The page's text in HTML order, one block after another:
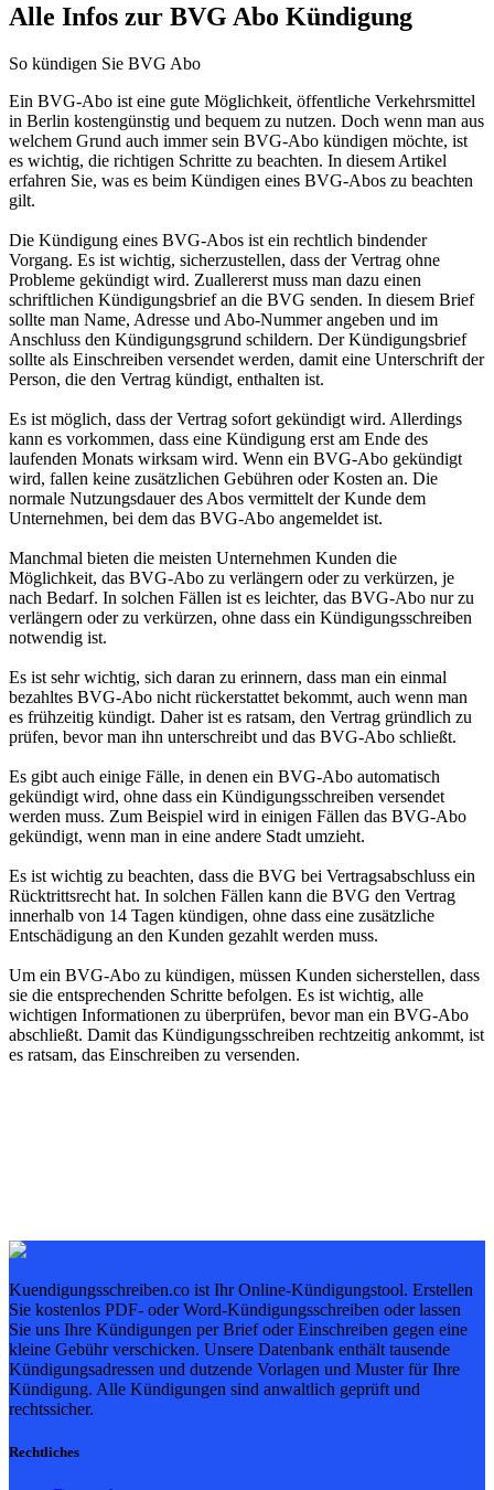
Alle Infos zur BVG Abo Kündigung
So kündigen Sie BVG Abo
Ein BVG-Abo ist eine gute Möglichkeit, öffentliche Verkehrsmittel
in Berlin kostengünstig und bequem zu nutzen. Doch wenn man aus
welchem Grund auch immer sein BVG-Abo kündigen möchte, ist
es wichtig, die richtigen Schritte zu beachten. In diesem Artikel
erfahren Sie, was es beim Kündigen eines BVG-Abos zu beachten
gilt.
Die Kündigung eines BVG-Abos ist ein rechtlich bindender
Vorgang. Es ist wichtig, sicherzustellen, dass der Vertrag ohne
Probleme gekündigt wird. Zuallererst muss man dazu einen
schriftlichen Kündigungsbrief an die BVG senden. In diesem Brief
sollte man Name, Adresse und Abo-Nummer angeben und im
Anschluss den Kündigungsgrund schildern. Der Kündigungsbrief
sollte als Einschreiben versendet werden, damit eine Unterschrift der
Person, die den Vertrag kündigt, enthalten ist.
Es ist möglich, dass der Vertrag sofort gekündigt wird. Allerdings
kann es vorkommen, dass eine Kündigung erst am Ende des
laufenden Monats wirksam wird. Wenn ein BVG-Abo gekündigt
wird, fallen keine zusätzlichen Gebühren oder Kosten an. Die
normale Nutzungsdauer des Abos vermittelt der Kunde dem
Unternehmen, bei dem das BVG-Abo angemeldet ist.
Manchmal bieten die meisten Unternehmen Kunden die
Möglichkeit, das BVG-Abo zu verlängern oder zu verkürzen, je
nach Bedarf. In solchen Fällen ist es leichter, das BVG-Abo nur zu
verlängern oder zu verkürzen, ohne dass ein Kündigungsschreiben
notwendig ist.
Es ist sehr wichtig, sich daran zu erinnern, dass man ein einmal
bezahltes BVG-Abo nicht rückerstattet bekommt, auch wenn man
es frühzeitig kündigt. Daher ist es ratsam, den Vertrag gründlich zu
prüfen, bevor man ihn unterschreibt und das BVG-Abo schließt.
Es gibt auch einige Fälle, in denen ein BVG-Abo automatisch
gekündigt wird, ohne dass ein Kündigungsschreiben versendet
werden muss. Zum Beispiel wird in einigen Fällen das BVG-Abo
gekündigt, wenn man in eine andere Stadt umzieht.
Es ist wichtig zu beachten, dass die BVG bei Vertragsabschluss ein
Rücktrittsrecht hat. In solchen Fällen kann die BVG den Vertrag
innerhalb von 14 Tagen kündigen, ohne dass eine zusätzliche
Entschädigung an den Kunden gezahlt werden muss.
Um ein BVG-Abo zu kündigen, müssen Kunden sicherstellen, dass
sie die entsprechenden Schritte befolgen. Es ist wichtig, alle
wichtigen Informationen zu überprüfen, bevor man ein BVG-Abo
abschließt. Damit das Kündigungsschreiben rechtzeitig ankommt, ist
es ratsam, das Einschreiben zu versenden.
Kuendigungsschreiben.co ist Ihr Online-Kündigungstool. Erstellen
Sie kostenlos PDF- oder Word-Kündigungsschreiben oder lassen
Sie uns Ihre Kündigungen per Brief oder Einschreiben gegen eine
kleine Gebühr verschicken. Unsere Datenbank enthält tausende
Kündigungsadressen und dutzende Vorlagen und Muster für Ihre
Kündigung. Alle Kündigungen sind anwaltlich geprüft und
rechtssicher.
Rechtliches